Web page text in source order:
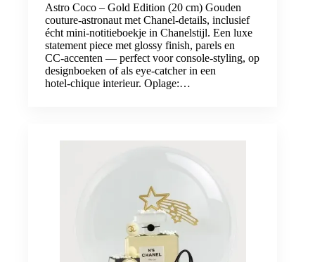
Astro Coco – Gold Edition (20 cm) Gouden
couture‑astronaut met Chanel‑details, inclusief
écht mini‑notitieboekje in Chanelstijl. Een luxe
statement piece met glossy finish, parels en
CC‑accenten — perfect voor console‑styling, op
designboeken of als eye‑catcher in een
hotel‑chique interieur. Oplage:…